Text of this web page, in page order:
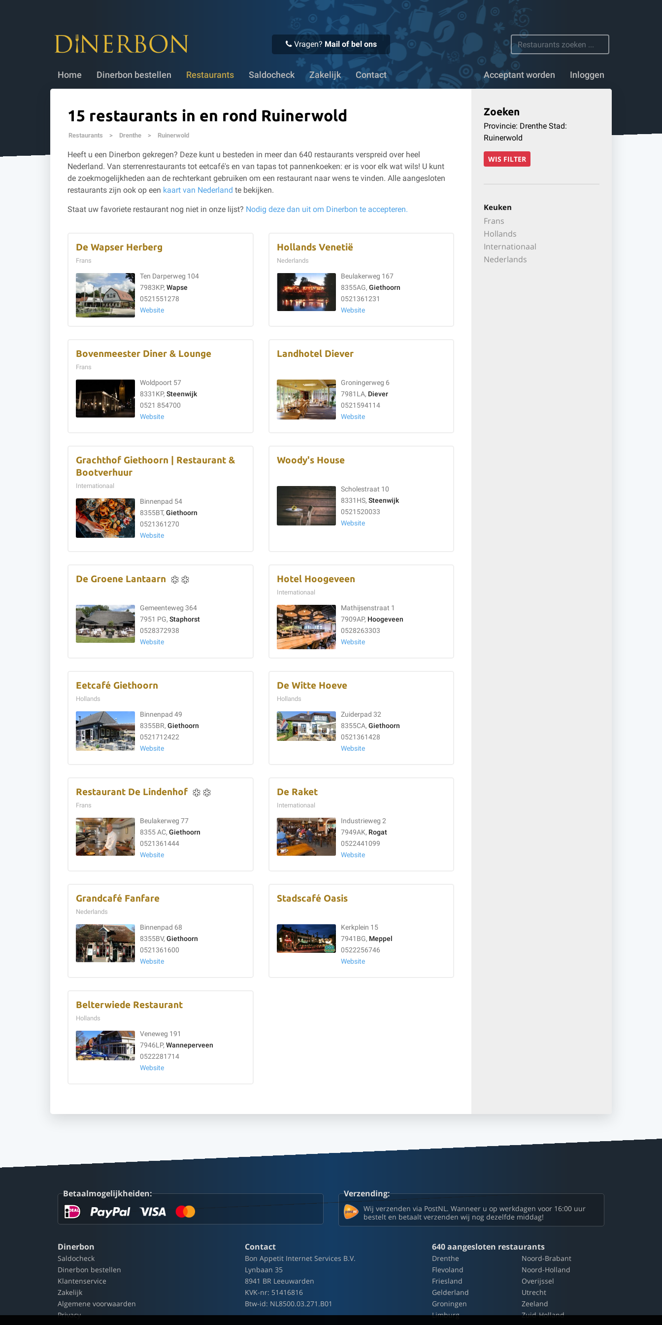
Vragen? Mail of bel ons
Home Dinerbon bestellen Restaurants Saldocheck Zakelijk Contact Acceptant worden Inloggen
✔ Voor 16:00 uur besteld, vandaag verstuurd ✔ Meer dan 1100 restaurants
15 restaurants in en rond Ruinerwold
Restaurants > Drenthe > Ruinerwold
Heeft u een Dinerbon gekregen? Deze kunt u besteden in meer dan 640 restaurants verspreid over heel
Nederland. Van sterrenrestaurants tot eetcafé's en van tapas tot pannenkoeken: er is voor elk wat wils! U kunt
de zoekmogelijkheden aan de rechterkant gebruiken om een restaurant naar wens te vinden. Alle aangesloten
restaurants zijn ook op een kaart van Nederland te bekijken.
Staat uw favoriete restaurant nog niet in onze lijst? Nodig deze dan uit om Dinerbon te accepteren.
De Wapser Herberg
Frans
Ten Darperweg 104
7983KP, Wapse
0521551278
Website
Hollands Venetië
Nederlands
Beulakerweg 167
8355AG, Giethoorn
0521361231
Website
Bovenmeester Diner & Lounge
Frans
Woldpoort 57
8331KP, Steenwijk
0521 854700
Website
Landhotel Diever
Groningerweg 6
7981LA, Diever
0521594114
Website
Grachthof Giethoorn | Restaurant &
Bootverhuur
Internationaal
Binnenpad 54
8355BT, Giethoorn
0521361270
Website
Woody's House
Scholestraat 10
8331HS, Steenwijk
0521520033
Website
De Groene Lantaarn
Gemeenteweg 364
7951 PG, Staphorst
0528372938
Website
Hotel Hoogeveen
Internationaal
Mathijsenstraat 1
7909AP, Hoogeveen
0528263303
Website
Eetcafé Giethoorn
Hollands
Binnenpad 49
8355BR, Giethoorn
0521712422
Website
De Witte Hoeve
Hollands
Zuiderpad 32
8355CA, Giethoorn
0521361428
Website
Restaurant De Lindenhof
Frans
Beulakerweg 77
8355 AC, Giethoorn
0521361444
Website
De Raket
Internationaal
Industrieweg 2
7949AK, Rogat
0522441099
Website
Grandcafé Fanfare
Nederlands
Binnenpad 68
8355BV, Giethoorn
0521361600
Website
Stadscafé Oasis
Kerkplein 15
7941BG, Meppel
0522256746
Website
Belterwiede Restaurant
Hollands
Veneweg 191
7946LP, Wanneperveen
0522281714
Website
Zoeken
Provincie: Drenthe Stad:
Ruinerwold
WIS FILTER
Keuken
Frans
Hollands
Internationaal
Nederlands
Betaalmogelijkheiden: Verzending:
Wij verzenden via PostNL. Wanneer u op werkdagen voor 16:00 uur
bestelt en betaalt verzenden wij nog dezelfde middag!
Dinerbon
Saldocheck
Dinerbon bestellen
Klantenservice
Zakelijk
Algemene voorwaarden
Privacy
Contact
Bon Appetit Internet Services B.V.
Lynbaan 35
8941 BR Leeuwarden
KVK-nr: 51416816
Btw-id: NL8500.03.271.B01
640 aangesloten restaurants
Drenthe
Flevoland
Friesland
Gelderland
Groningen
Limburg
Noord-Brabant
Noord-Holland
Overijssel
Utrecht
Zeeland
Zuid-Holland